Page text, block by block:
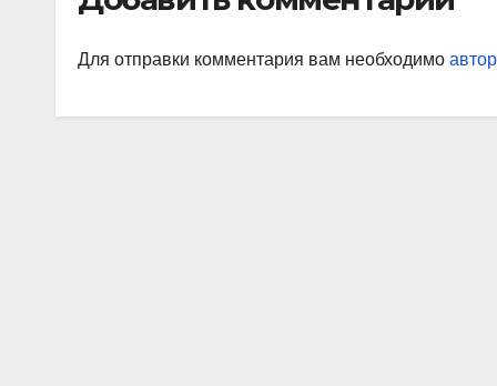
Для отправки комментария вам необходимо